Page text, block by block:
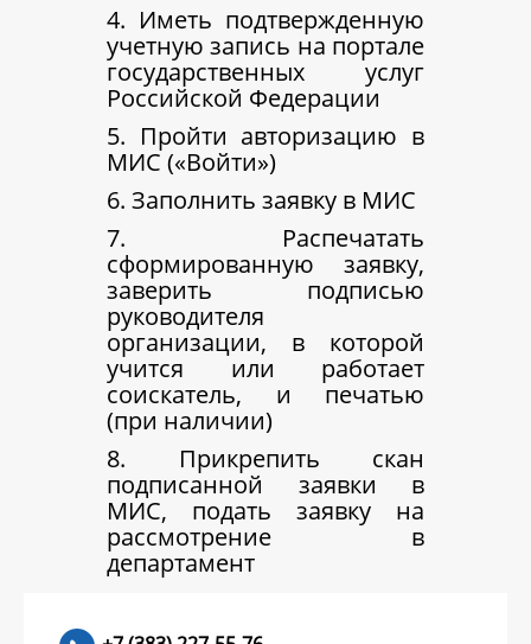
4. Иметь подтвержденную
учетную запись на портале
государственных услуг
Российской Федерации
5. Пройти авторизацию в
МИС («Войти»)
6. Заполнить заявку в МИС
7. Распечатать
сформированную заявку,
заверить подписью
руководителя
организации, в которой
учится или работает
соискатель, и печатью
(при наличии)
8. Прикрепить скан
подписанной заявки в
МИС, подать заявку на
рассмотрение в
департамент